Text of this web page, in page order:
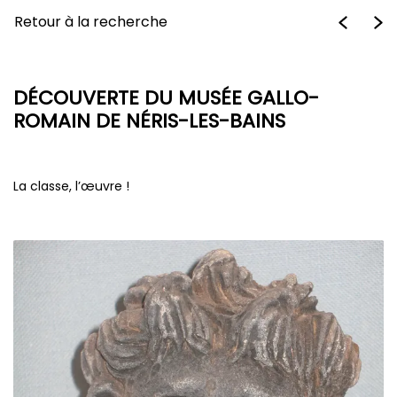
Retour à la recherche
DÉCOUVERTE DU MUSÉE GALLO-
ROMAIN DE NÉRIS-LES-BAINS
La classe, l’œuvre !